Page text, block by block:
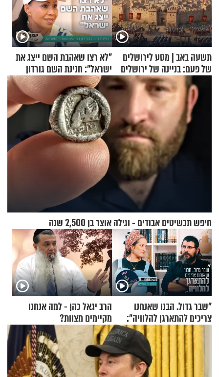
תשעה באב | מסע לירושלים
של פעם: בניינה של ירושלים
"לא רצו שאהבת השם ייצג את
ישראל": חנינת השם גורדון
בריאיון מעורר השראה
חיפש תכשיטים אבודים - וגילה אוצר בן 2,500 שנה
"שבר גדול. הבנו שאנחנו
צריכים להתארגן להלוויה":
זוגיות במבחן, הפעם עם מרים
וגד דנינו
הרב יגאל כהן - למה אנחנו
מקיימים מצוות?